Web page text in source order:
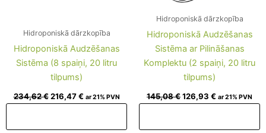
Hidroponiskā dārzkopība
Hidroponiskā Audzēšanas
Sistēma (8 spaiņi, 20 litru
tilpums)
234,62€ 216,47€ ar 21% PVN
Hidroponiskā dārzkopība
Hidroponiskā Audzēšanas
Sistēma ar Pilināšanas
Komplektu (2 spaiņi, 20 litru
tilpums)
145,08€126,93 € ar 21% PVN